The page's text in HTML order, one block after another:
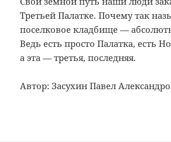
Третьей Палатке. Почему так
поселковое кладбище —
Ведь есть просто Палатка, есть
а эта — третья, последняя.
Автор: Засухин Павел